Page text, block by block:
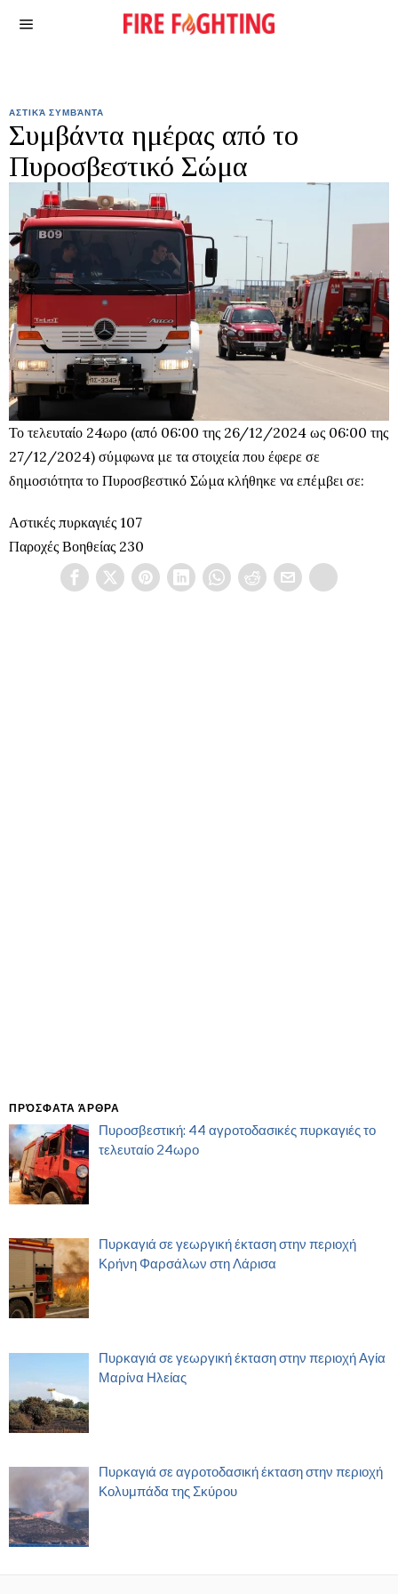
ΑΣΤΙΚΆ ΣΥΜΒΆΝΤΑ
Συμβάντα ημέρας από το
Πυροσβεστικό Σώμα
Το τελευταίο 24ωρο (από 06:00 της 26/12/2024 ως 06:00 της
27/12/2024) σύμφωνα με τα στοιχεία που έφερε σε
δημοσιότητα το Πυροσβεστικό Σώμα κλήθηκε να επέμβει σε:
Αστικές πυρκαγιές 107
Παροχές Βοηθείας 230
ΠΡΌΣΦΑΤΑ ΆΡΘΡΑ
Πυροσβεστική: 44 αγροτοδασικές πυρκαγιές το
τελευταίο 24ωρο
Πυρκαγιά σε γεωργική έκταση στην περιοχή
Κρήνη Φαρσάλων στη Λάρισα
Πυρκαγιά σε γεωργική έκταση στην περιοχή Αγία
Μαρίνα Ηλείας
Πυρκαγιά σε αγροτοδασική έκταση στην περιοχή
Κολυμπάδα της Σκύρου